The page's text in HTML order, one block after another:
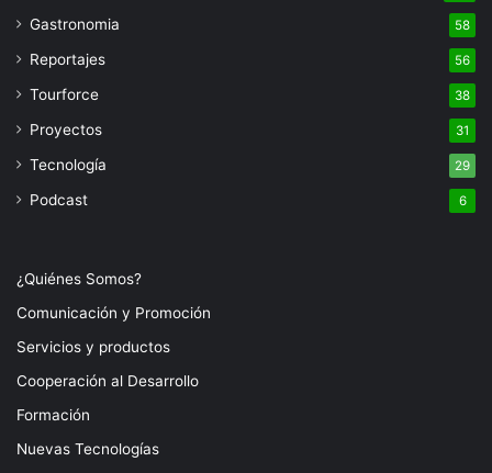
Gastronomia 58
Reportajes 56
Tourforce 38
Proyectos 31
Tecnología 29
Podcast 6
¿Quiénes Somos?
Comunicación y Promoción
Servicios y productos
Cooperación al Desarrollo
Formación
Nuevas Tecnologías